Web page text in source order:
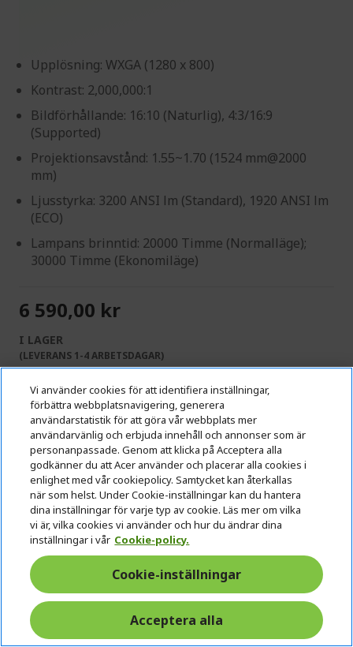
Upplösning: WXGA (1280 x 800)
Kontrast: 2,000,000:1
Bildförhållande: 16:10 (Naturlig), 4:3/16:9
(Supported)
Projektionsavstånd: 1.55~1.70 (1524 mm@2000
mm)
Ljusstyrka: 3200 ANSI lm (Standard), 1920 ANSI lm
(ECO)
Lampans brinntid: 20000 Timme (Normalläge);
30000 Timme (Ekonomiläge)
6 590,00 kr
I LAGER
(LEVERANS 1-4 ARBETSDAGAR)
Antal:
Gå till produkt
Lägg till i kundvagn
Lägg till i Jämför
Vi använder cookies för att identifiera inställningar,
förbättra webbplatsnavigering, generera
användarstatistik för att göra vår webbplats mer
användarvänlig och erbjuda innehåll och annonser som är
personanpassade. Genom att klicka på Acceptera alla
godkänner du att Acer använder och placerar alla cookies i
enlighet med vår cookiepolicy. Samtycket kan återkallas
när som helst. Under Cookie-inställningar kan du hantera
dina inställningar för varje typ av cookie. Läs mer om vilka
vi är, vilka cookies vi använder och hur du ändrar dina
inställningar i vår Cookie-policy.
Cookie-inställningar
Acceptera alla